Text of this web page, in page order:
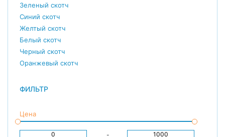
Зеленый скотч
Синий скотч
Желтый скотч
Белый скотч
Черный скотч
Оранжевый скотч
ФИЛЬТР
Цена
-